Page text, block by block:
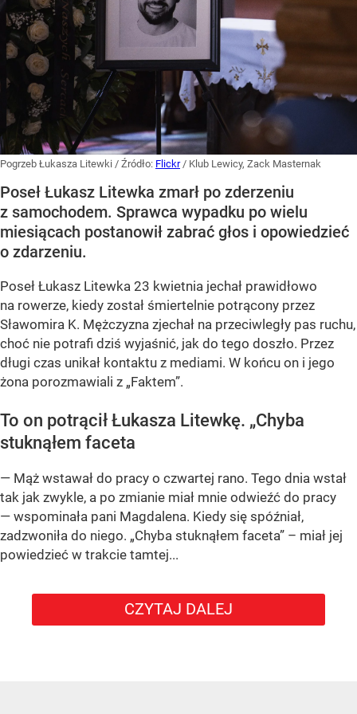
Pogrzeb Łukasza Litewki / Źródło: Flickr / Klub Lewicy, Zack Masternak
Poseł Łukasz Litewka zmarł po zderzeniu
z samochodem. Sprawca wypadku po wielu
miesiącach postanowił zabrać głos i opowiedzieć
o zdarzeniu.
Poseł Łukasz Litewka 23 kwietnia jechał prawidłowo
na rowerze, kiedy został śmiertelnie potrącony przez
Sławomira K. Mężczyzna zjechał na przeciwległy pas ruchu,
choć nie potrafi dziś wyjaśnić, jak do tego doszło. Przez
długi czas unikał kontaktu z mediami. W końcu on i jego
żona porozmawiali z „Faktem”.
To on potrącił Łukasza Litewkę. „Chyba
stuknąłem faceta
— Mąż wstawał do pracy o czwartej rano. Tego dnia wstał
tak jak zwykle, a po zmianie miał mnie odwieźć do pracy
— wspominała pani Magdalena. Kiedy się spóźniał,
zadzwoniła do niego. „Chyba stuknąłem faceta” – miał jej
powiedzieć w trakcie tamtej...
CZYTAJ DALEJ